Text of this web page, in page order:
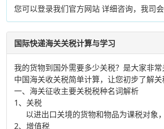
您可以登录我们官方网站 详细咨询，我司
国际快递海关关税计算与学习
我的货物到国外需要多少关税？是大家非
中国海关收关税简单计算，让您初步了解
一、海关征收主要关税税种名词解析
1、关税
以进出口关境的货物和物品为课税对象，
2、增值税